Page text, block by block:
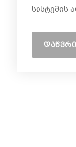
სისტემის